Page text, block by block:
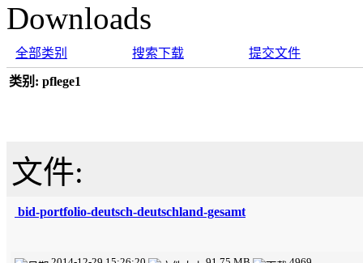
Downloads
全部类别 搜索下载 提交文件
类别: pflege1
文件:
bid-portfolio-deutsch-deutschland-gesamt